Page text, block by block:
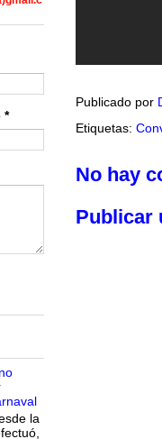
Publicado por
Etiquetas:
No hay
Publicar
*
la